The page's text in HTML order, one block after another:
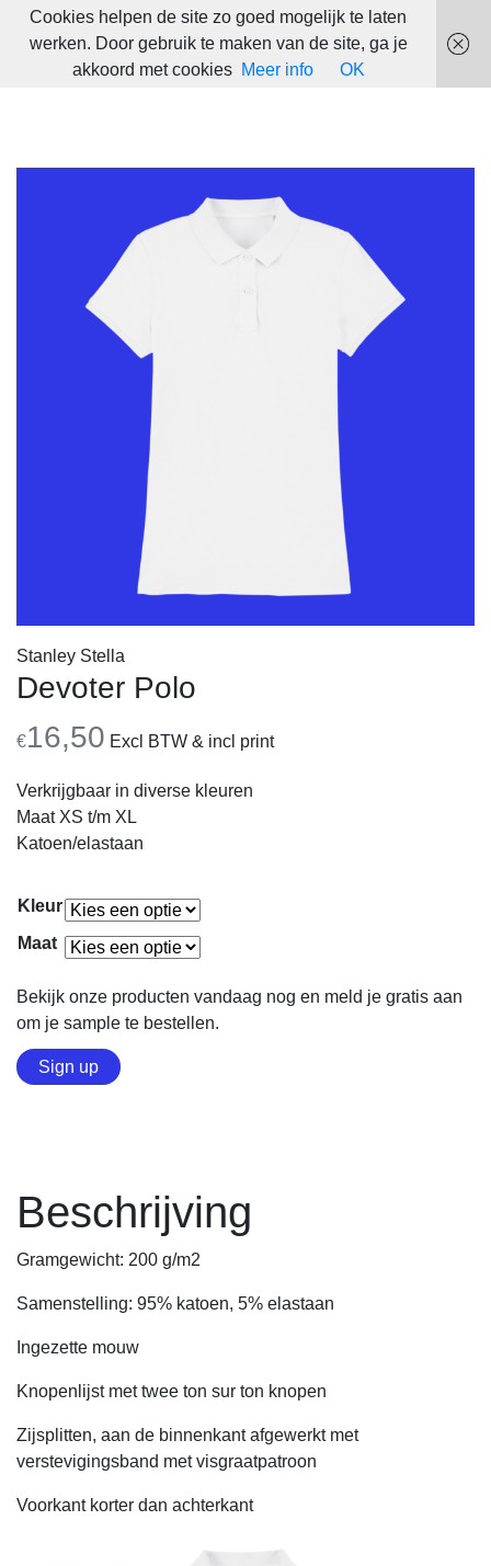
Stanley Stella
Devoter Polo
€16,50 Excl BTW & incl print
Verkrijgbaar in diverse kleuren
Maat XS t/m XL
Katoen/elastaan
Kleur
Maat
Bekijk onze producten vandaag nog en meld je gratis aan
om je sample te bestellen.
Sign up
Beschrijving
Gramgewicht: 200 g/m2
Samenstelling: 95% katoen, 5% elastaan
Ingezette mouw
Knopenlijst met twee ton sur ton knopen
Zijsplitten, aan de binnenkant afgewerkt met
verstevigingsband met visgraatpatroon
Voorkant korter dan achterkant
Cookies helpen de site zo goed mogelijk te laten
werken. Door gebruik te maken van de site, ga je
akkoord met cookies
Meer info OK